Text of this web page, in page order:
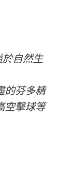
自然生
的芬多精
空擊球等